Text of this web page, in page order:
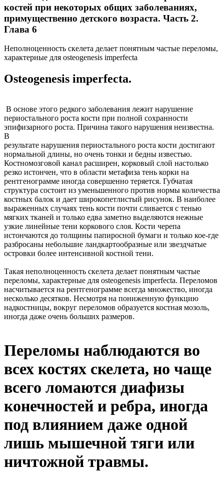
костей при некоторых общих заболеваниях,
примущественно детского возраста. Часть 2.
Глава 6
Неполноценность скелета делает понятным частые переломы,
характерные для osteogenesis imperfecta
Osteogenesis imperfecta.
В основе этого редкого заболевания лежит нарушение
периостального роста кости при полной сохранности
эпифизарного роста. Причина такого нарушения неизвестна.
В
результате нарушения периостального роста кости достигают
нормальной длины, но очень тонки и бедны известью.
Костномозговой канал расширен, корковый слой настолько
резко истончен, что в области метафиза тень корки на
рентгенограмме иногда совершенно теряется. Губчатая
структура состоит из уменьшенного против нормы количества
костных балок и дает широкопетлистый рисунок. В наиболее
выраженных случаях тень кости почти сливается с тенью
мягких тканей и только едва заметно выделяются нежные
узкие линейные тени коркового слоя. Кости черепа
истончаются до толщины папиросной бумаги и только кое-где
разбросаны небольшие ландкартообразные или звездчатые
островки более интенсивной костной тени.
Такая неполноценность скелета делает понятным частые
переломы, характерные для osteogenesis imperfecta. Переломов
насчитывается на рентгенограмме всегда множество, иногда
несколько десятков. Несмотря на пониженную функцию
надкостницы, вокруг переломов образуется костная мозоль,
иногда даже очень больших размеров.
Переломы наблюдаются во
всех костях скелета, но чаще
всего ломаются диафизы
конечностей и ребра, иногда
под влиянием даже одной
лишь мышечной тяги или
ничтожной травмы.